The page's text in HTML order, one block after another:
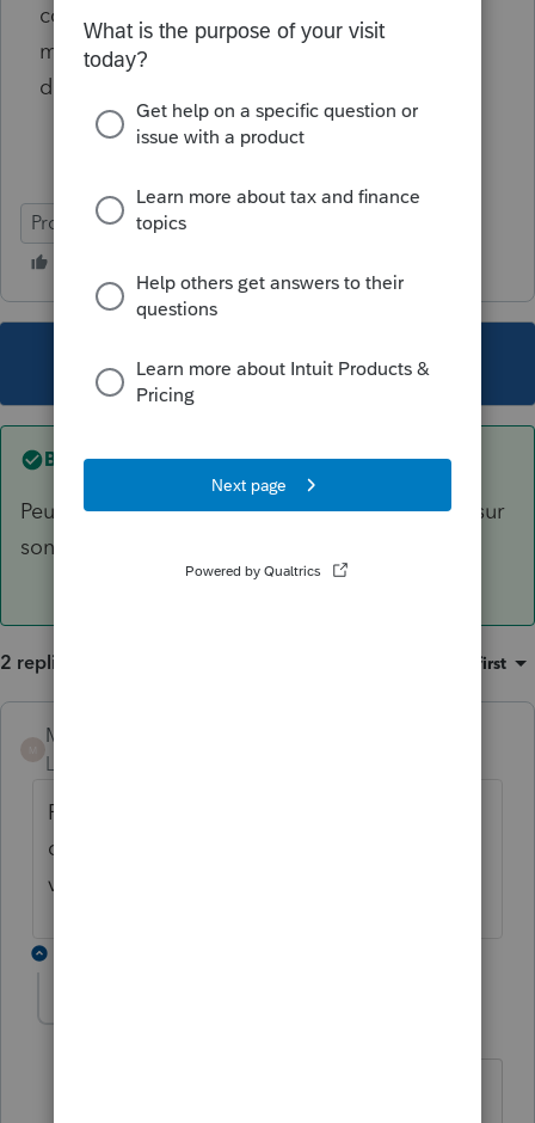
comme revenu à la ligne 12900, entrez le
montant du remboursement dans le cadre
d'un participant au RAP à la ligne 55080.
ProFile (Canada)
This topic has been closed for replies.
Best answer byMario B
Peut-être que l'ARC a des données différentes sur
son serveur. Il va falloir vérifier avec eux.
2 replies Oldest first
Mario B
Level 11
Peut-être que l'ARC a des données
différentes sur son serveur. Il va falloir
vérifier avec eux.